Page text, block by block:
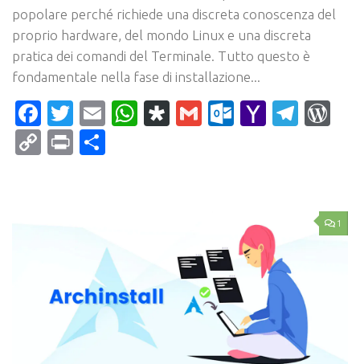
popolare perché richiede una discreta conoscenza del
proprio hardware, del mondo Linux e una discreta
pratica dei comandi del Terminale. Tutto questo è
fondamentale nella fase di installazione...
Facebook
Twitter
EmailWhatsApp
Diaspora
Gmail Yahoo
CopyPrint
1